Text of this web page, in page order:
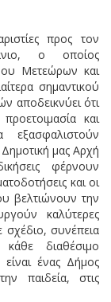
προς τον
ο οποίος
Μετεώρων και
σημαντικού
αποδεικνύει ότι
και
εξασφαλιστούν
μας Αρχή
φέρνουν
και οι
βελτιώνουν την
καλύτερες
σχέδιο, συνέπεια
διαθέσιμο
είναι ένας Δήμος
παιδεία, στις